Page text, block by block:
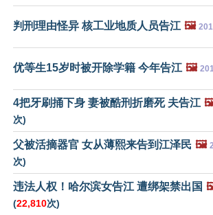
判刑理由怪异 核工业地质人员告江 🖼️
优等生15岁时被开除学籍 今年告江 🖼️
4把牙刷捅下身 妻被酷刑折磨死 夫告江
次)
父被活摘器官 女从薄熙来告到江泽民 🖼️
次)
违法人权！哈尔滨女告江 遭绑架禁出国
(22,810次)